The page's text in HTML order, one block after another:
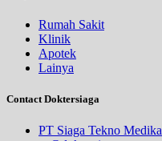
Rumah Sakit
Klinik
Apotek
Lainya
Contact Doktersiaga
PT Siaga Tekno Medika